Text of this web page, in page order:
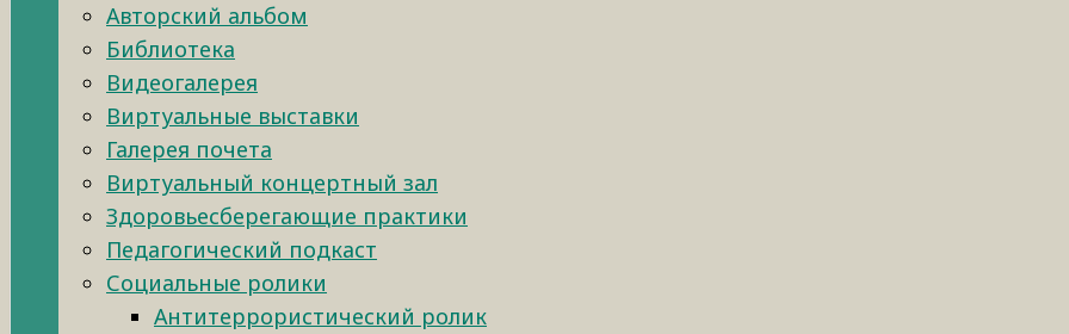
Авторский альбом
Библиотека
Видеогалерея
Виртуальные выставки
Галерея почета
Виртуальный концертный зал
Здоровьесберегающие практики
Педагогический подкаст
Социальные ролики
Антитеррористический ролик